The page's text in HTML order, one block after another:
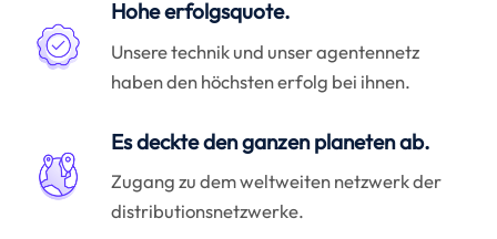
Hohe erfolgsquote.
Unsere technik und unser agentennetz
haben den höchsten erfolg bei ihnen.
Es deckte den ganzen planeten ab.
Zugang zu dem weltweiten netzwerk der
distributionsnetzwerke.